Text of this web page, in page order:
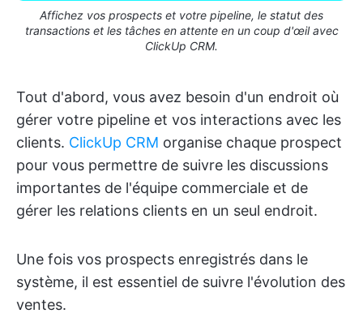
Affichez vos prospects et votre pipeline, le statut des
transactions et les tâches en attente en un coup d'œil avec
ClickUp CRM.
Tout d'abord, vous avez besoin d'un endroit où
gérer votre pipeline et vos interactions avec les
clients. ClickUp CRM organise chaque prospect
pour vous permettre de suivre les discussions
importantes de l'équipe commerciale et de
gérer les relations clients en un seul endroit.
Une fois vos prospects enregistrés dans le
système, il est essentiel de suivre l'évolution des
ventes.